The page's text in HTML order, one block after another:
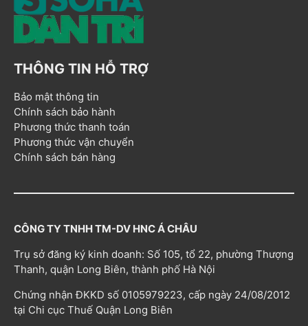
THÔNG TIN HỖ TRỢ
Bảo mật thông tin
Chính sách bảo hành
Phương thức thanh toán
Phương thức vận chuyển
Chính sách bán hàng
CÔNG TY TNHH TM-DV HNC Á CHÂU
Trụ sở đăng ký kinh doanh: Số 105, tổ 22, phường Thượng
Thanh, quận Long Biên, thành phố Hà Nội
Chứng nhận ĐKKD số 0105979223, cấp ngày 24/08/2012
tại Chi cục Thuế Quận Long Biên